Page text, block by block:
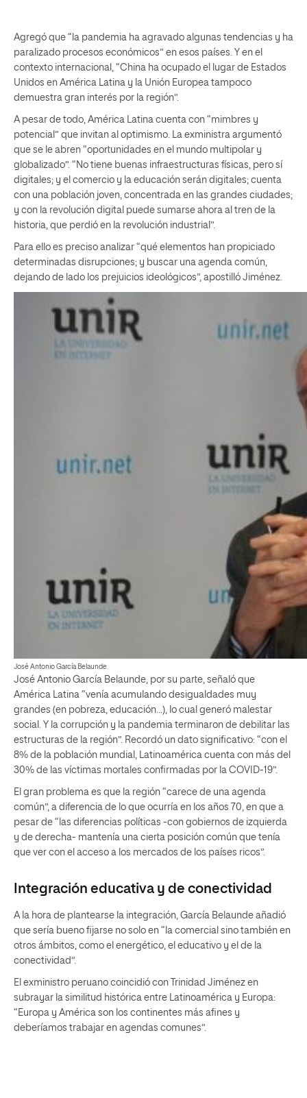
Agregó que “la pandemia ha agravado algunas tendencias y ha
paralizado procesos económicos” en esos países. Y en el
contexto internacional, “China ha ocupado el lugar de Estados
Unidos en América Latina y la Unión Europea tampoco
demuestra gran interés por la región”.
A pesar de todo, América Latina cuenta con “mimbres y
potencial” que invitan al optimismo. La exministra argumentó
que se le abren “oportunidades en el mundo multipolar y
globalizado”. “No tiene buenas infraestructuras físicas, pero sí
digitales; y el comercio y la educación serán digitales; cuenta
con una población joven, concentrada en las grandes ciudades;
y con la revolución digital puede sumarse ahora al tren de la
historia, que perdió en la revolución industrial”.
Para ello es preciso analizar “qué elementos han propiciado
determinadas disrupciones; y buscar una agenda común,
dejando de lado los prejuicios ideológicos”, apostilló Jiménez.
José Antonio García Belaunde.
José Antonio García Belaunde, por su parte, señaló que
América Latina “venía acumulando desigualdades muy
grandes (en pobreza, educación…), lo cual generó malestar
social. Y la corrupción y la pandemia terminaron de debilitar las
estructuras de la región”. Recordó un dato significativo: “con el
8% de la población mundial, Latinoamérica cuenta con más del
30% de las víctimas mortales confirmadas por la COVID-19”.
El gran problema es que la región “carece de una agenda
común”, a diferencia de lo que ocurría en los años 70, en que a
pesar de “las diferencias políticas -con gobiernos de izquierda
y de derecha- mantenía una cierta posición común que tenía
que ver con el acceso a los mercados de los países ricos”.
Integración educativa y de conectividad
A la hora de plantearse la integración, García Belaunde añadió
que sería bueno fijarse no solo en “la comercial sino también en
otros ámbitos, como el energético, el educativo y el de la
conectividad”.
El exministro peruano coincidió con Trinidad Jiménez en
subrayar la similitud histórica entre Latinoamérica y Europa:
“Europa y América son los continentes más afines y
deberíamos trabajar en agendas comunes”.